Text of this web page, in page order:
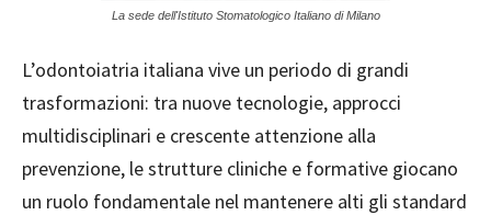
La sede dell'Istituto Stomatologico Italiano di Milano
L’odontoiatria italiana vive un periodo di grandi
trasformazioni: tra nuove tecnologie, approcci
multidisciplinari e crescente attenzione alla
prevenzione, le strutture cliniche e formative giocano
un ruolo fondamentale nel mantenere alti gli standard